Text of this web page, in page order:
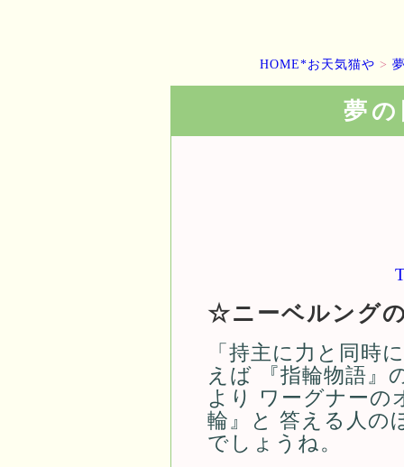
HOME*お天気猫や >
夢
☆ニーベルング
「持主に力と同時
えば 『指輪物語』
より ワーグナーの
輪』と 答える人の
でしょうね。